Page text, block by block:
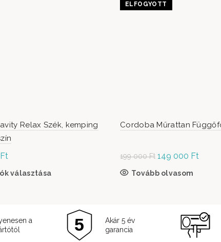
van. A változatok a termékoldalon választhatók ki
Relax Szék, kemping
Ft
választása Ennek a terméknek több variációja van. A
ELFOGYOTT
Cordoba Műrattan
199 000Ft Original
price was:
149 000 Ft
Tovább olvasom
a
Akár 5 év
garancia